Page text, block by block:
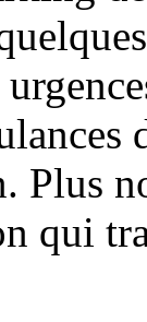
Plus
qui